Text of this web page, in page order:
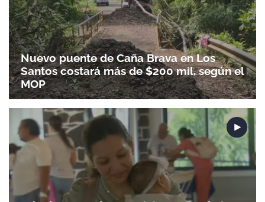
Nuevo puente de Caña Brava en Los
Santos costará más de $200 mil, según el
MOP